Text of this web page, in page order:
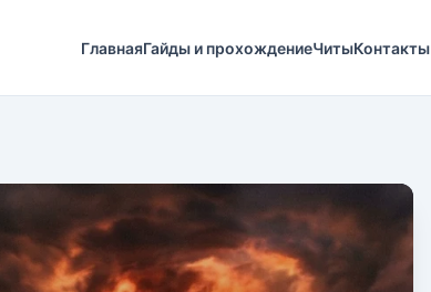
ГлавнаяГайды и прохождениеЧитыКонтакты